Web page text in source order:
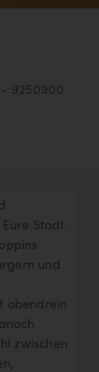
- 9250900
Stadt.
und
obendrein
zwischen